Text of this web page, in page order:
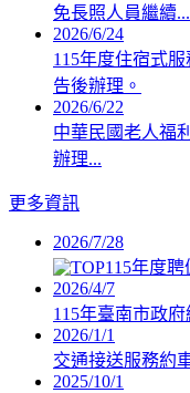
免長照人員繼續...
2026/6/24
115年度住宿式
告後辦理。
2026/6/22
中華民國老人福
辦理...
更多資訊
2026/7/28
115年度
2026/4/7
115年臺南市政
2026/1/1
交通接送服務約
2025/10/1